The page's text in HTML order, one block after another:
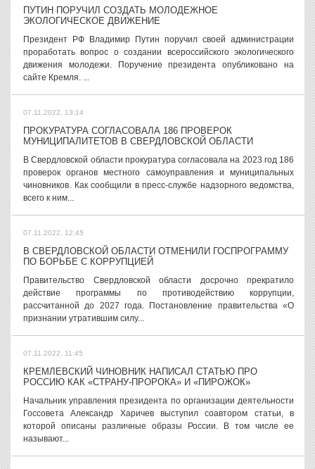
ПУТИН ПОРУЧИЛ СОЗДАТЬ МОЛОДЕЖНОЕ
ЭКОЛОГИЧЕСКОЕ ДВИЖЕНИЕ
Президент РФ Владимир Путин поручил своей администрации
проработать вопрос о создании всероссийского экологического
движения молодежи. Поручение президента опубликовано на
сайте Кремля. ...
07.11.2022, 13:14
ПРОКУРАТУРА СОГЛАСОВАЛА 186 ПРОВЕРОК
МУНИЦИПАЛИТЕТОВ В СВЕРДЛОВСКОЙ ОБЛАСТИ
В Свердловской области прокуратура согласовала на 2023 год 186
проверок органов местного самоуправления и муниципальных
чиновников. Как сообщили в пресс-службе надзорного ведомства,
всего к ним...
07.11.2022, 12:45
В СВЕРДЛОВСКОЙ ОБЛАСТИ ОТМЕНИЛИ ГОСПРОГРАММУ
ПО БОРЬБЕ С КОРРУПЦИЕЙ
Правительство Свердловской области досрочно прекратило
действие программы по противодействию коррупции,
рассчитанной до 2027 года. Постановление правительства «О
признании утратившим силу...
07.11.2022, 11:45
КРЕМЛЕВСКИЙ ЧИНОВНИК НАПИСАЛ СТАТЬЮ ПРО
РОССИЮ КАК «СТРАНУ-ПРОРОКА» И «ПИРОЖОК»
Начальник управления президента по организации деятельности
Госсовета Александр Харичев выступил соавтором статьи, в
которой описаны различные образы России. В том числе ее
называют...